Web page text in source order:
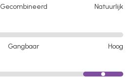
Gecombineerd Natuurlijk
Gangbaar Hoog